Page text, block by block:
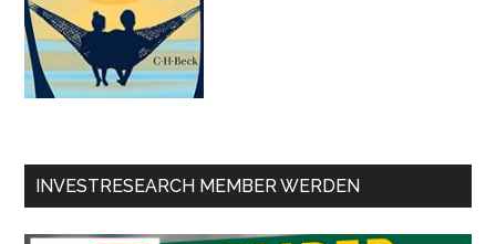
INVESTRESEARCH MEMBER WERDEN